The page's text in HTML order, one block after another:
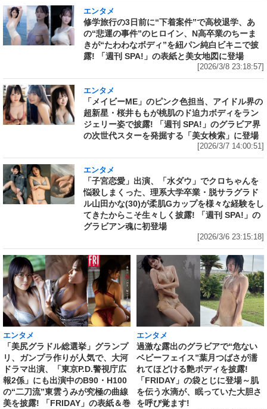
エンタメ
修学旅行の3日前に“下着案件”で高校退学、あ
の“悲運の事件”のヒロイン、N高卒業のちーま
きが“たわわなボディ”を紐パン純白ビキニで披
露! 「週刊 SPA!」の表紙と美女地図に登場
[2026/3/8 23:18:57]
エンタメ
「メイビーME」のピンク色担当、アイドル界の
超新星・桜井ももが桃肌のド迫力ボディをラン
ジェリー姿で披露! 「週刊 SPA!」のグラビア界
の次世代スターを発掘する「美女検索」に登場
[2026/3/7 14:00:51]
エンタメ
「子宮恋愛」出演、「水ダウ」でクロちゃんを
悩殺しまくった、理系大学卒業・脱サラグラド
ル山田かな(30)が柔肌Gカップを様々な経験をし
てきたからこそ生々しく披露! 「週刊 SPA!」の
グラビアン魂に初登場
[2026/3/6 23:15:18]
エンタメ
「美尻グラドル総選挙」グランプ
リ、ガンプラ作りが人気で、大河
ドラマ出演、「東京P.D.警視庁広
報2係」にも出演中のB90・H100
の“二刀流”東雲うみが究極の曲線
美を披露! 「FRIDAY」の表紙＆巻
エンタメ
過激な露出のグラビアで“危ない
ベビーフェイス”葉月つばさが濡
れてほどける艶ボディを披露!
「FRIDAY」の袋とじに登場～肌
を伝う水滴が、眠っていた大胆さ
を呼び覚ます!